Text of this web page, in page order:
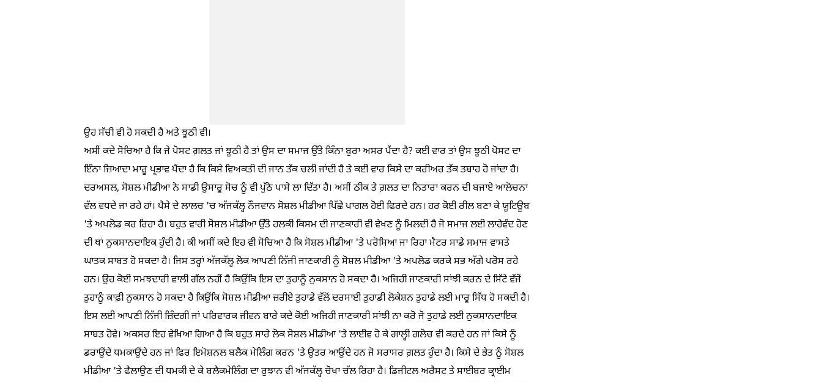
ਉਹ ਸੱਚੀ ਵੀ ਹੋ ਸਕਦੀ ਹੈ ਅਤੇ ਝੂਠੀ ਵੀ।
ਅਸੀਂ ਕਦੇ ਸੋਚਿਆ ਹੈ ਕਿ ਜੇ ਪੋਸਟ ਗ਼ਲਤ ਜਾਂ ਝੂਠੀ ਹੈ ਤਾਂ ਉਸ ਦਾ ਸਮਾਜ ਉੱਤੇ ਕਿੰਨਾ ਬੁਰਾ ਅਸਰ ਪੈਂਦਾ ਹੈ? ਕਈ ਵਾਰ ਤਾਂ ਉਸ ਝੂਠੀ ਪੋਸਟ ਦਾ
ਇੰਨਾ ਜ਼ਿਆਦਾ ਮਾਰੂ ਪ੍ਰਭਾਵ ਪੈਂਦਾ ਹੈ ਕਿ ਕਿਸੇ ਵਿਅਕਤੀ ਦੀ ਜਾਨ ਤੱਕ ਚਲੀ ਜਾਂਦੀ ਹੈ ਤੇ ਕਈ ਵਾਰ ਕਿਸੇ ਦਾ ਕਰੀਅਰ ਤੱਕ ਤਬਾਹ ਹੋ ਜਾਂਦਾ ਹੈ।
ਦਰਅਸਲ, ਸੋਸ਼ਲ ਮੀਡੀਆ ਨੇ ਸਾਡੀ ਉਸਾਰੂ ਸੋਚ ਨੂੰ ਵੀ ਪੁੱਠੇ ਪਾਸੇ ਲਾ ਦਿੱਤਾ ਹੈ। ਅਸੀਂ ਠੀਕ ਤੇ ਗ਼ਲਤ ਦਾ ਨਿਤਾਰਾ ਕਰਨ ਦੀ ਬਜਾਏ ਆਲੋਚਨਾ
ਵੱਲ ਵਧਦੇ ਜਾ ਰਹੇ ਹਾਂ। ਪੈਸੇ ਦੇ ਲਾਲਚ 'ਚ ਅੱਜਕੱਲ੍ਹ ਨੌਜਵਾਨ ਸੋਸ਼ਲ ਮੀਡੀਆ ਪਿੱਛੇ ਪਾਗਲ ਹੋਈ ਫਿਰਦੇ ਹਨ। ਹਰ ਕੋਈ ਰੀਲ ਬਣਾ ਕੇ ਯੂਟਿਊਬ
'ਤੇ ਅਪਲੋਡ ਕਰ ਰਿਹਾ ਹੈ। ਬਹੁਤ ਵਾਰੀ ਸੋਸ਼ਲ ਮੀਡੀਆ ਉੱਤੇ ਹਲਕੀ ਕਿਸਮ ਦੀ ਜਾਣਕਾਰੀ ਵੀ ਵੇਖਣ ਨੂੰ ਮਿਲਦੀ ਹੈ ਜੋ ਸਮਾਜ ਲਈ ਲਾਹੇਵੰਦ ਹੋਣ
ਦੀ ਥਾਂ ਨੁਕਸਾਨਦਾਇਕ ਹੁੰਦੀ ਹੈ। ਕੀ ਅਸੀਂ ਕਦੇ ਇਹ ਵੀ ਸੋਚਿਆ ਹੈ ਕਿ ਸੋਸ਼ਲ ਮੀਡੀਆ 'ਤੇ ਪਰੋਸਿਆ ਜਾ ਰਿਹਾ ਮੈਟਰ ਸਾਡੇ ਸਮਾਜ ਵਾਸਤੇ
ਘਾਤਕ ਸਾਬਤ ਹੋ ਸਕਦਾ ਹੈ। ਜਿਸ ਤਰ੍ਹਾਂ ਅੱਜਕੱਲ੍ਹ ਲੋਕ ਆਪਣੀ ਨਿੱਜੀ ਜਾਣਕਾਰੀ ਨੂੰ ਸੋਸ਼ਲ ਮੀਡੀਆ 'ਤੇ ਅਪਲੋਡ ਕਰਕੇ ਸਭ ਅੱਗੇ ਪਰੋਸ ਰਹੇ
ਹਨ। ਉਹ ਕੋਈ ਸਮਝਦਾਰੀ ਵਾਲੀ ਗੱਲ ਨਹੀਂ ਹੈ ਕਿਉਂਕਿ ਇਸ ਦਾ ਤੁਹਾਨੂੰ ਨੁਕਸਾਨ ਹੋ ਸਕਦਾ ਹੈ। ਅਜਿਹੀ ਜਾਣਕਾਰੀ ਸਾਂਝੀ ਕਰਨ ਦੇ ਸਿੱਟੇ ਵੱਜੋਂ
ਤੁਹਾਨੂੰ ਕਾਫ਼ੀ ਨੁਕਸਾਨ ਹੋ ਸਕਦਾ ਹੈ ਕਿਉਂਕਿ ਸੋਸ਼ਲ ਮੀਡੀਆ ਜ਼ਰੀਏ ਤੁਹਾਡੇ ਵੱਲੋਂ ਦਰਸਾਈ ਤੁਹਾਡੀ ਲੋਕੇਸ਼ਨ ਤੁਹਾਡੇ ਲਈ ਮਾਰੂ ਸਿੱਧ ਹੋ ਸਕਦੀ ਹੈ।
ਇਸ ਲਈ ਆਪਣੀ ਨਿੱਜੀ ਜ਼ਿੰਦਗੀ ਜਾਂ ਪਰਿਵਾਰਕ ਜੀਵਨ ਬਾਰੇ ਕਦੇ ਕੋਈ ਅਜਿਹੀ ਜਾਣਕਾਰੀ ਸਾਂਝੀ ਨਾ ਕਰੋ ਜੋ ਤੁਹਾਡੇ ਲਈ ਨੁਕਸਾਨਦਾਇਕ
ਸਾਬਤ ਹੋਵੇ। ਅਕਸਰ ਇਹ ਵੇਖਿਆ ਗਿਆ ਹੈ ਕਿ ਬਹੁਤ ਸਾਰੇ ਲੋਕ ਸੋਸ਼ਲ ਮੀਡੀਆ 'ਤੇ ਲਾਈਵ ਹੋ ਕੇ ਗਾਲ੍ਹੀ ਗਲੋਚ ਵੀ ਕਰਦੇ ਹਨ ਜਾਂ ਕਿਸੇ ਨੂੰ
ਡਰਾਉਂਦੇ ਧਮਕਾਉਂਦੇ ਹਨ ਜਾਂ ਫਿਰ ਇਮੋਸ਼ਨਲ ਬਲੈਕ ਮੇਲਿੰਗ ਕਰਨ 'ਤੇ ਉਤਰ ਆਉਂਦੇ ਹਨ ਜੋ ਸਰਾਸਰ ਗ਼ਲਤ ਹੁੰਦਾ ਹੈ। ਕਿਸੇ ਦੇ ਭੇਤ ਨੂੰ ਸੋਸ਼ਲ
ਮੀਡੀਆ 'ਤੇ ਫੈਲਾਉਣ ਦੀ ਧਮਕੀ ਦੇ ਕੇ ਬਲੈਕਮੇਲਿੰਗ ਦਾ ਰੁਝਾਨ ਵੀ ਅੱਜਕੱਲ੍ਹ ਚੋਖਾ ਚੱਲ ਰਿਹਾ ਹੈ। ਡਿਜੀਟਲ ਅਰੈਸਟ ਤੇ ਸਾਈਬਰ ਕ੍ਰਾਈਮ